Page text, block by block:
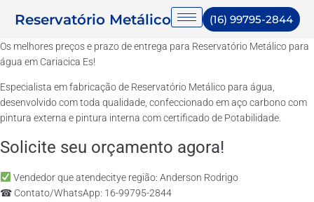
Reservatório Metálico (16) 99795-2844
Os melhores preços e prazo de entrega para Reservatório Metálico para
água em Cariacica Es!
Especialista em fabricação de Reservatório Metálico para água,
desenvolvido com toda qualidade, confeccionado em aço carbono com
pintura externa e pintura interna com certificado de Potabilidade.
Solicite seu orçamento agora!
Vendedor que atendecitye região: Anderson Rodrigo
☎ Contato/WhatsApp: 16-99795-2844